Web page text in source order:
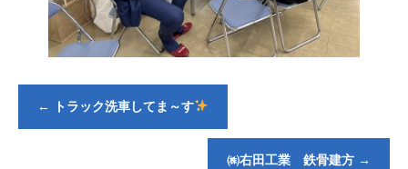
← トラック洗車してま～す
㈱右田工業 鉄骨建方 →